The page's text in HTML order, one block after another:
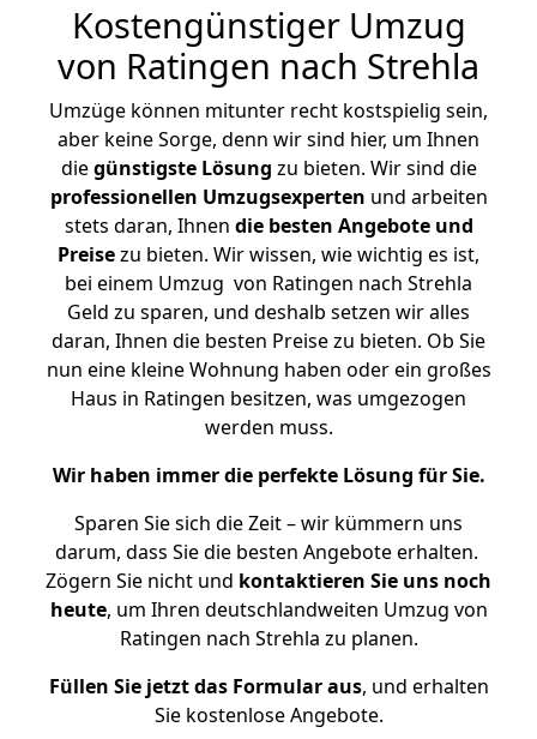
Kostengünstiger Umzug
von Ratingen nach Strehla
Umzüge können mitunter recht kostspielig sein,
aber keine Sorge, denn wir sind hier, um Ihnen
diegünstigste Lösung zu bieten. Wir sind die
professionellen Umzugsexperten und arbeiten
stets daran, Ihnen die besten Angebote und
Preisezu bieten. Wir wissen, wie wichtig es ist,
bei einem Umzug von Ratingen nach Strehla
Geld zu sparen, und deshalb setzen wir alles
daran, Ihnen die besten Preise zu bieten. Ob Sie
nun eine kleine Wohnung haben oder ein großes
Haus in Ratingen besitzen, was umgezogen
werden muss.
Wir haben immer die perfekte Lösung für Sie.
Sparen Sie sich die Zeit – wir kümmern uns
darum, dass Sie die besten Angebote erhalten.
Zögern Sie nicht und kontaktieren Sie uns noch
heute, um Ihren deutschlandweiten Umzug von
Ratingen nach Strehla zu planen.
Füllen Sie jetzt das Formular aus, und erhalten
Sie kostenlose Angebote.